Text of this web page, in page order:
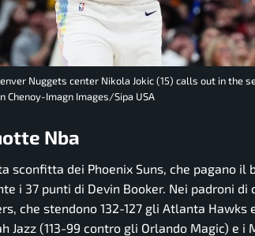
Nuggets center Nikola Jokic (15) calls out in the
Chenoy-Imagn Images/Sipa USA
Nba
sconfitta dei Phoenix Suns, che pagano il
i 37 punti di Devin Booker. Nei padroni
che stendono 132-127 gli Atlanta
Jazz (113-99 contro gli Orlando Magic) e i